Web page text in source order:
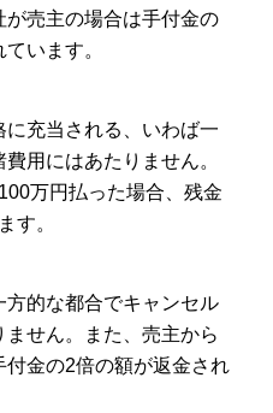
売主の場合は手付金の
います。
充当される、いわば一
用にはあたりません。
万円払った場合、残金
す。
的な都合でキャンセル
せん。また、売主から
金の2倍の額が返金され